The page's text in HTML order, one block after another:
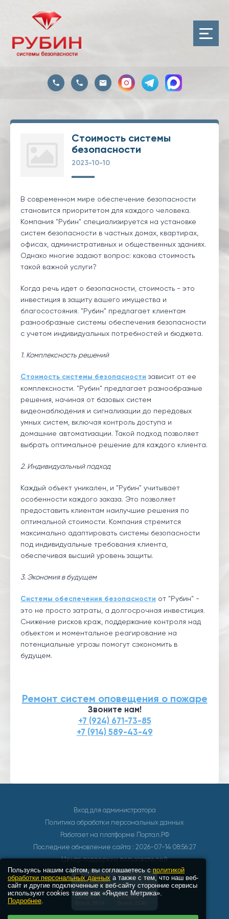
Пользуясь нашим сайтом, вы соглашаетесь сполитикой
обработки персональных данных а также с тем, что наш веб-
сайт и другие подключенные к веб-сайту сторонние сервисы
используют cookies такие как «Яндекс Метрика».
Подробнее.
Стоимость системы
безопасности
2023-10-10
В современном мире обеспечение безопасности
становится приоритетом для каждого человека.
Компания "Рубин" специализируется на установке
систем безопасности в частных домах, квартирах,
офисах, административных и общественных зданиях.
Однако многие задают вопрос: какова стоимость
такой важной услуги?
Когда речь идет о безопасности, стоимость - это
инвестиция в защиту вашего имущества и
благосостояния. "Рубин" предлагает клиентам
разнообразные системы обеспечения безопасности
с учетом индивидуальных потребностей и бюджета.
1. Комплексность решений
Стоимость системы безопасности зависит от ее
комплексности. "Рубин" предлагает разнообразные
решения, начиная от базовых систем
видеонаблюдения и сигнализации до передовых
умных систем, включая контроль доступа и
домашние автоматизации. Такой подход позволяет
выбрать оптимальное решение для каждого клиента.
2. Индивидуальный подход
Каждый объект уникален, и "Рубин" учитывает
особенности каждого заказа. Это позволяет
предоставить клиентам наилучшие решения по
оптимальной стоимости. Компания стремится
максимально адаптировать системы безопасности
под индивидуальные требования клиента,
обеспечивая высший уровень защиты.
3. Экономия в будущем
Системы обеспечения безопасности от "Рубин" -
это не просто затраты, а долгосрочная инвестиция.
Снижение рисков краж, поддержание контроля над
объектом и моментальное реагирование на
потенциальные угрозы помогут сэкономить в
будущем.
Ремонт систем оповещения о пожаре
Звоните нам!
+7 (924) 671-73-85
+7 (914) 589-43-49
Вход для администратора
Политика обработки персональных данных
Работает на платформе Портал.РФ
Последние обновление сайта : 2026-07-14 08:56:27
Центр поддержки пользователей